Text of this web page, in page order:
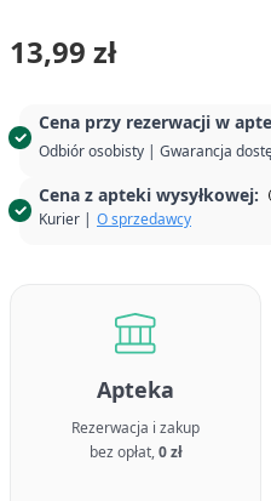
Cena przy rezerwacji w
Odbiór osobisty | Gwarancja
Cena z apteki wysyłkowej:
Kurier | O sprzedawcy
13,99 zł
Apteka
Rezerwacja i zakup
bez opłat,0 zł